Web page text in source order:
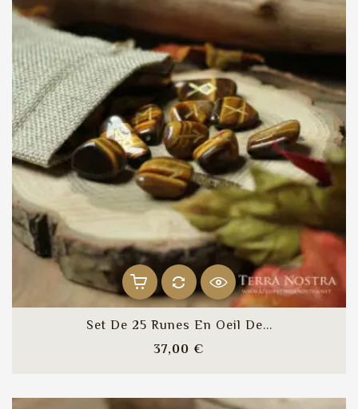
Set De 25 Runes En Oeil De...
37,00 €